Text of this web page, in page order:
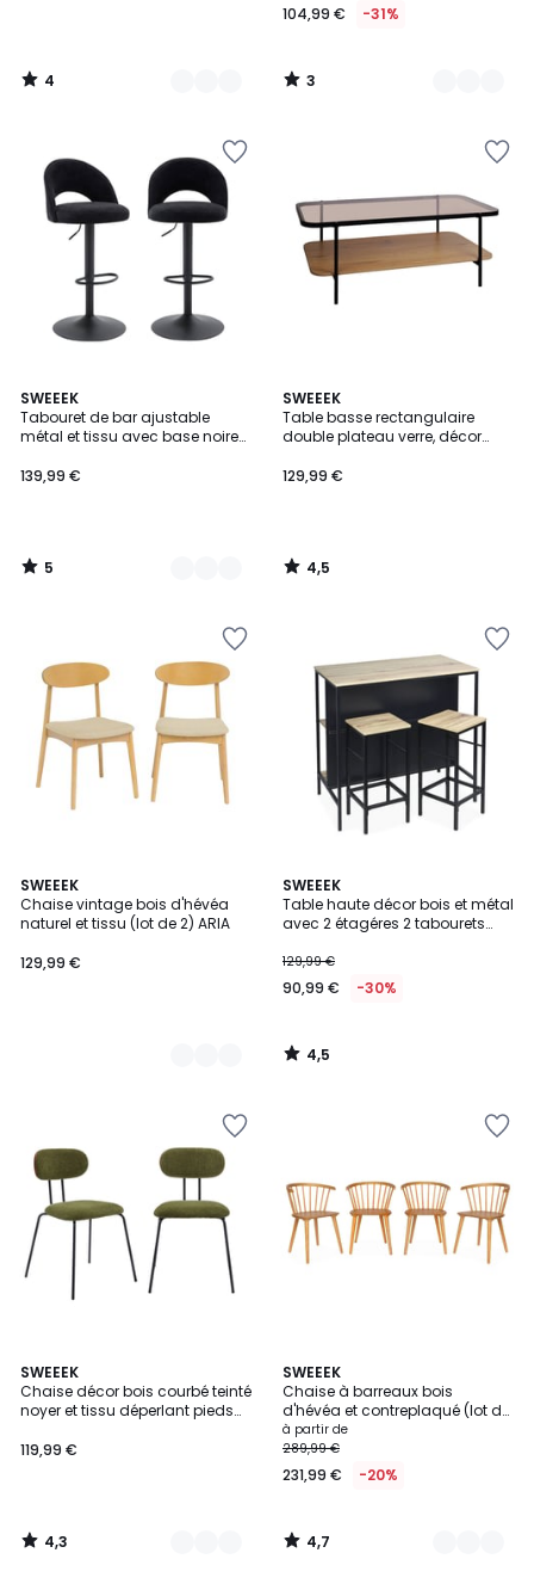
4
/
104,99 € -31%
3
/
SWEEEK
Tabouret de bar ajustable
métal et tissu avec base noire
139,99 €
5
/
5
3
Couleurs
5
/
SWEEEK
Table basse rectangulaire
double plateau verre, décor
129,99 €
4,5
/ 5
4,5
/
SWEEEK
Chaise vintage bois d'hévéa
naturel et tissu (lot de 2) ARIA
129,99 €
3
Couleurs
SWEEEK
Table haute décor bois et métal
avec 2 étagéres 2 tabourets
129,99 €
90,99 € -30%
4,5
/ 5
4,5
/
SWEEEK
Chaise décor bois courbé teinté
noyer et tissu déperlant pieds
119,99 €
4,3
/ 5
2
Couleurs
4,3
/
SWEEEK
Chaise à barreaux bois
d'hévéa et contreplaqué (lot de
4) PAULA
à partir de
289,99 €
231,99 € -20%
4,7
/ 5
3
Couleurs
4,7
/